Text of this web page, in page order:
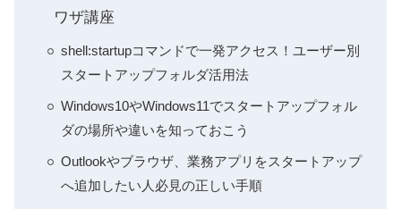
ワザ講座
shell:startupコマンドで一発アクセス！ユーザー別
スタートアップフォルダ活用法
Windows10やWindows11でスタートアップフォル
ダの場所や違いを知っておこう
Outlookやブラウザ、業務アプリをスタートアップ
へ追加したい人必見の正しい手順